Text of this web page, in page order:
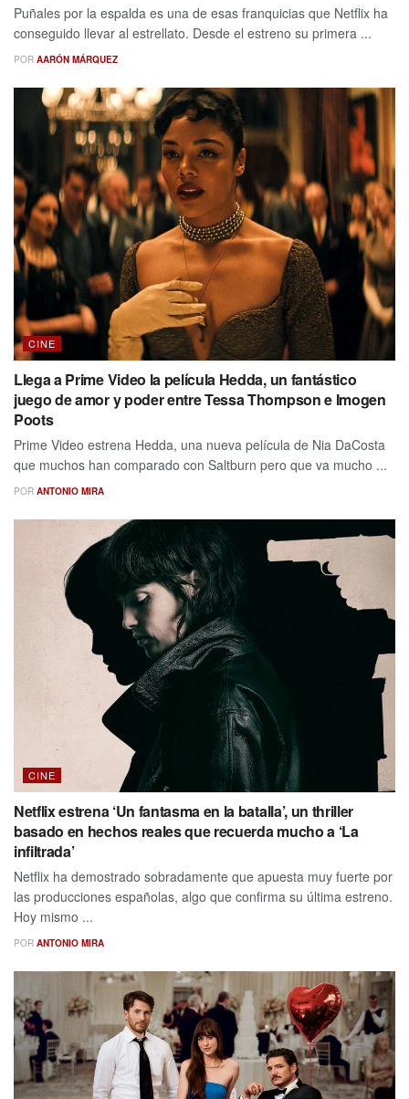
Puñales por la espalda es una de esas franquicias que Netflix ha
conseguido llevar al estrellato. Desde el estreno su primera ...
POR AARÓN MÁRQUEZ
CINE
Llega a Prime Video la película Hedda, un fantástico
juego de amor y poder entre Tessa Thompson e Imogen
Poots
Prime Video estrena Hedda, una nueva película de Nia DaCosta
que muchos han comparado con Saltburn pero que va mucho ...
POR ANTONIO MIRA
CINE
Netflix estrena ‘Un fantasma en la batalla’, un thriller
basado en hechos reales que recuerda mucho a ‘La
infiltrada’
Netflix ha demostrado sobradamente que apuesta muy fuerte por
las producciones españolas, algo que confirma su última estreno.
Hoy mismo ...
POR ANTONIO MIRA